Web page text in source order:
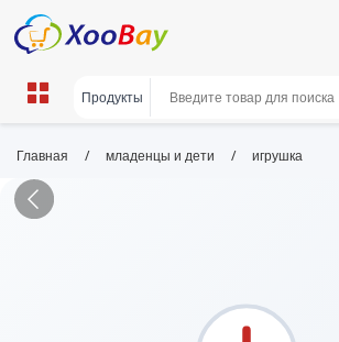
Главная / младенцы и дети / игрушка